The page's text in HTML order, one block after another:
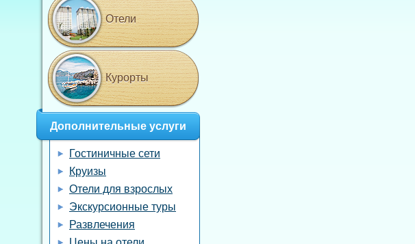
Отели
Курорты
Дополнительные услуги
Гостиничные сети
Круизы
Отели для взрослых
Экскурсионные туры
Развлечения